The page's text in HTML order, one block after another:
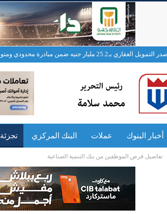
بـ25.2 مليار جنيه ضمن مبادرة محدودي ومتوسطي الدخل
أخبار البنوك عملات البنك المركزي
تفاصيل قرض الموظفين من بنك التنمية الصناعية